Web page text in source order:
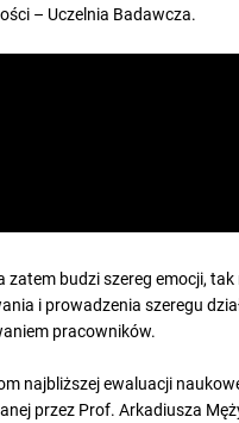
– Uczelnia Badawcza.
zatem budzi szereg emocji,
i prowadzenia szeregu
pracowników.
najbliższej ewaluacji
przez Prof. Arkadiusza